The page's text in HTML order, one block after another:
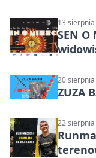
13
SEN O
20
ZUZA
22